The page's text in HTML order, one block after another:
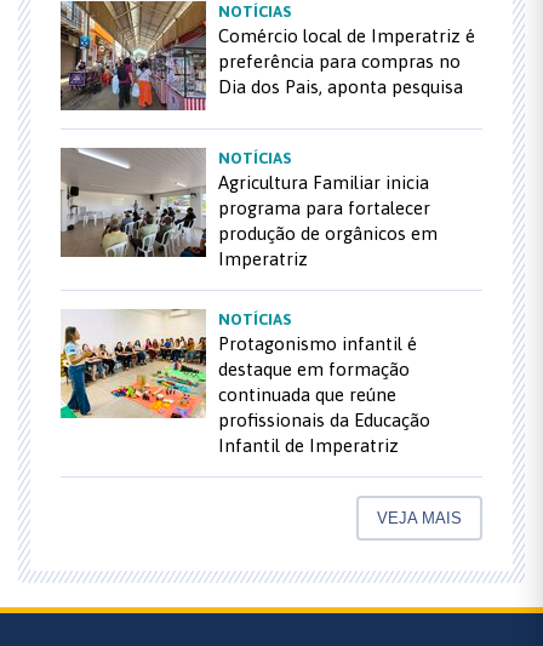
NOTÍCIAS
Comércio local de Imperatriz é
preferência para compras no
Dia dos Pais, aponta pesquisa
NOTÍCIAS
Agricultura Familiar inicia
programa para fortalecer
produção de orgânicos em
Imperatriz
NOTÍCIAS
Protagonismo infantil é
destaque em formação
continuada que reúne
profissionais da Educação
Infantil de Imperatriz
VEJA MAIS